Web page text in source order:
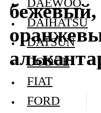
бежевый,
DAEWOO
DAIHATSU
DATSUN
DODGE
FIAT
FORD